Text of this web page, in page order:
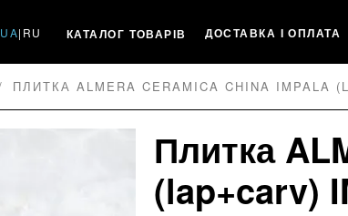
UA| RU КАТАЛОГ ТОВАРІВ ДОСТАВКА І ОПЛАТА
ПЛИТКА ALMERA CERAMICA CHINA IMPALA
Плитка
(lap+carv)